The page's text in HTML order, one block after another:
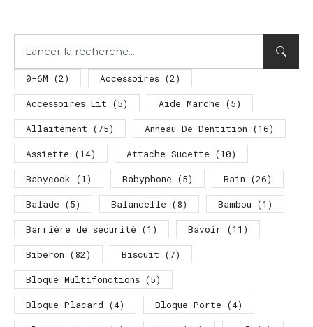
0-6M (2) Accessoires (2)
Accessoires Lit (5) Aide Marche (5)
Allaitement (75) Anneau De Dentition (16)
Assiette (14) Attache-Sucette (10)
Babycook (1) Babyphone (5) Bain (26)
Balade (5) Balancelle (8) Bambou (1)
Barrière de sécurité (1) Bavoir (11)
Biberon (82) Biscuit (7)
Bloque Multifonctions (5)
Bloque Placard (4) Bloque Porte (4)